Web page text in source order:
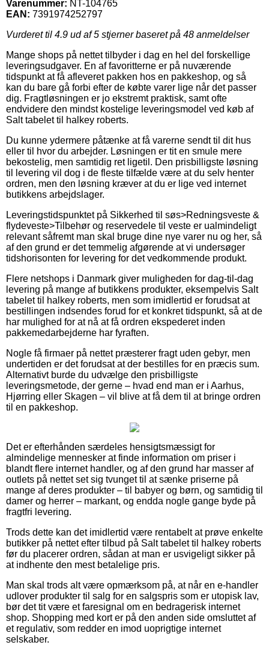
Varenummer: NT-104765
EAN: 7391974252797
Vurderet til 4.9 ud af 5 stjerner baseret på 48 anmeldelser
Mange shops på nettet tilbyder i dag en hel del forskellige
leveringsudgaver. En af favoritterne er på nuværende
tidspunkt at få afleveret pakken hos en pakkeshop, og så
kan du bare gå forbi efter de købte varer lige når det passer
dig. Fragtløsningen er jo ekstremt praktisk, samt ofte
endvidere den mindst kostelige leveringsmodel ved køb af
Salt tabelet til halkey roberts.
Du kunne ydermere påtænke at få varerne sendt til dit hus
eller til hvor du arbejder. Løsningen er tit en smule mere
bekostelig, men samtidig ret ligetil. Den prisbilligste løsning
til levering vil dog i de fleste tilfælde være at du selv henter
ordren, men den løsning kræver at du er lige ved internet
butikkens arbejdslager.
Leveringstidspunktet på Sikkerhed til søs>Redningsveste &
flydeveste>Tilbehør og reservedele til veste er ualmindeligt
relevant såfremt man skal bruge dine nye varer nu og her, så
af den grund er det temmelig afgørende at vi undersøger
tidshorisonten for levering for det vedkommende produkt.
Flere netshops i Danmark giver muligheden for dag-til-dag
levering på mange af butikkens produkter, eksempelvis Salt
tabelet til halkey roberts, men som imidlertid er forudsat at
bestillingen indsendes forud for et konkret tidspunkt, så at de
har mulighed for at nå at få ordren ekspederet inden
pakkemedarbejderne har fyraften.
Nogle få firmaer på nettet præsterer fragt uden gebyr, men
undertiden er det forudsat at der bestilles for en præcis sum.
Alternativt burde du udvælge den prisbilligste
leveringsmetode, der gerne – hvad end man er i Aarhus,
Hjørring eller Skagen – vil blive at få dem til at bringe ordren
til en pakkeshop.
Det er efterhånden særdeles hensigtsmæssigt for
almindelige mennesker at finde information om priser i
blandt flere internet handler, og af den grund har masser af
outlets på nettet set sig tvunget til at sænke priserne på
mange af deres produkter – til babyer og børn, og samtidig til
damer og herrer – markant, og endda nogle gange byde på
fragtfri levering.
Trods dette kan det imidlertid være rentabelt at prøve enkelte
butikker på nettet efter tilbud på Salt tabelet til halkey roberts
før du placerer ordren, sådan at man er usvigeligt sikker på
at indhente den mest betalelige pris.
Man skal trods alt være opmærksom på, at når en e-handler
udlover produkter til salg for en salgspris som er utopisk lav,
bør det tit være et faresignal om en bedragerisk internet
shop. Shopping med kort er på den anden side omsluttet af
et regulativ, som redder en imod uoprigtige internet
selskaber.